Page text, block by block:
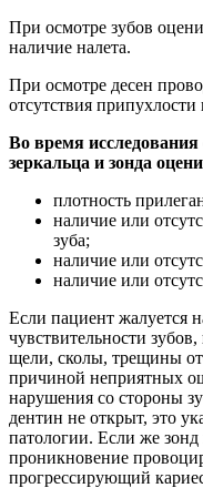
При осмотре зубов
наличие налета.
При осмотре десен
отсутствия
Во время
зеркальца и зонда
плотность
наличие или
зуба;
наличие или
наличие или
Если пациент жалуется
чувствительности
щели, сколы, трещины
причиной неприятных
нарушения со стороны
дентин не открыт, это
патологии. Если же зонд
проникновение
прогрессирующий